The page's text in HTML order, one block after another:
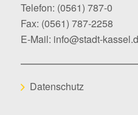
Telefon: (0561) 787-0
Fax: (0561) 787-2258
E-Mail: info@stadt-
Datenschutz